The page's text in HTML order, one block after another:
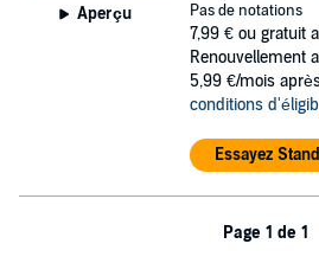
Aperçu
Pas de notations
7,99 € ou gratuit
Renouvellement
5,99 €/mois
conditions
Essayez
Page 1 de 1